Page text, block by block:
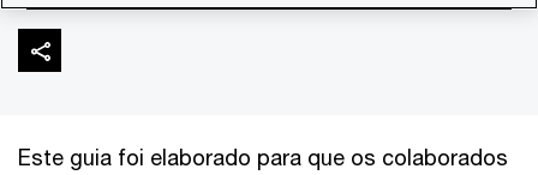
Este guia foi elaborado para que os colaborados